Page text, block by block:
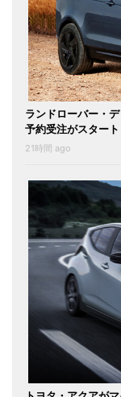
ランドローバー・
予約受注がスタート
21時間 ago